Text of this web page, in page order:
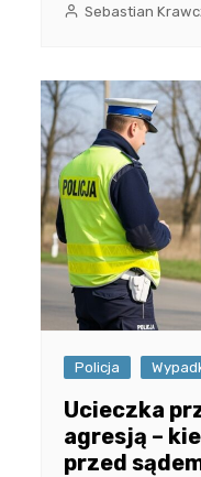
Sebastian
Policja
Ucieczka
agresją –
przed